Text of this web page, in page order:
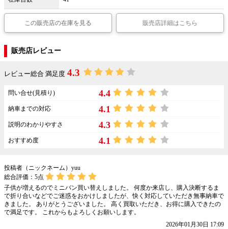
この販売店の在庫を見る 販売店詳細はこちら
販売店レビュー
レビュー総合 満足度 4.3
問い合せ(見積り) 4.4
納車までの対応 4.1
説明のわかりやすさ 4.3
おすすめ度 4.1
投稿者（ニックネーム）yuu
総合評価： 5点
子供が増えるのでミニバン買い替えしました。 何度か来店し、購入決断するま
で折り合いなどでご迷惑をおかけしましたが、快く対応していただき無事納車で
きました。 ありがとうございました。 高く買取いただき、お得に購入できたの
で満足です。 これからもよろしくお願いします。
2026年01月30日 17:09